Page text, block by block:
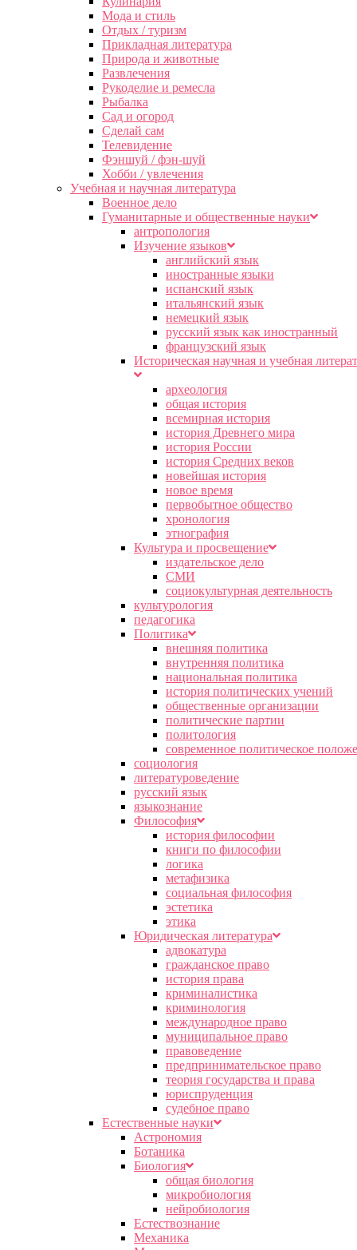
Мода и стиль
Отдых / туризм
Прикладная литература
Природа и животные
Развлечения
Рукоделие и ремесла
Рыбалка
Сад и огород
Сделай сам
Телевидение
Фэншуй / фэн-шуй
Хобби / увлечения
Учебная и научная литература
Военное дело
Гуманитарные и общественные науки
антропология
Изучение языков
английский язык
иностранные языки
испанский язык
итальянский язык
немецкий язык
русский язык как иностранный
французский язык
Историческая научная и учебная
археология
общая история
всемирная история
история Древнего мира
история России
история Средних веков
новейшая история
новое время
первобытное общество
хронология
этнография
Культура и просвещение
издательское дело
СМИ
социокультурная деятельность
культурология
педагогика
Политика
внешняя политика
внутренняя политика
национальная политика
история политических учений
общественные организации
политические партии
политология
современное политическое
социология
литературоведение
русский язык
языкознание
Философия
история философии
книги по философии
логика
метафизика
социальная философия
эстетика
этика
Юридическая литература
адвокатура
гражданское право
история права
криминалистика
криминология
международное право
муниципальное право
правоведение
предпринимательское право
теория государства и права
юриспруденция
судебное право
Естественные науки
Астрономия
Ботаника
Биология
общая биология
микробиология
нейробиология
Естествознание
Механика